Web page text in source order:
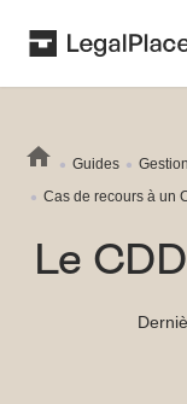
Guides
Cas de recours à un
Le